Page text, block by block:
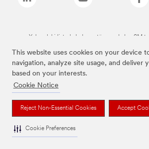
This website uses cookies on your device
navigation, analyze site usage, and deliver
based on your interests.
Cookie Notice
Reject Non-Essential Cookies Accept
Cookie Preferences
Yukarıdaki listede bulunan tüm markalar, 3M